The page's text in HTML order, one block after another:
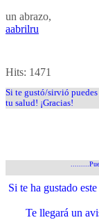
un abrazo,
aabrilru
Hits: 1471
Si te gustó/sirvió
tu salud! ¡Gracias!
Si te ha gustado
Te llegará un